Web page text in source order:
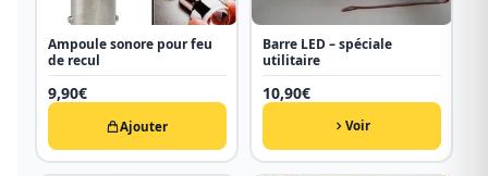
Ampoule sonore pour feu
de recul
9,90€
Ajouter
Barre LED – spéciale
utilitaire
10,90€
Voir